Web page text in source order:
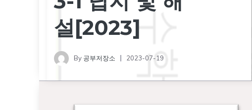
설[2023]
By 공부저장소 2023-07-19